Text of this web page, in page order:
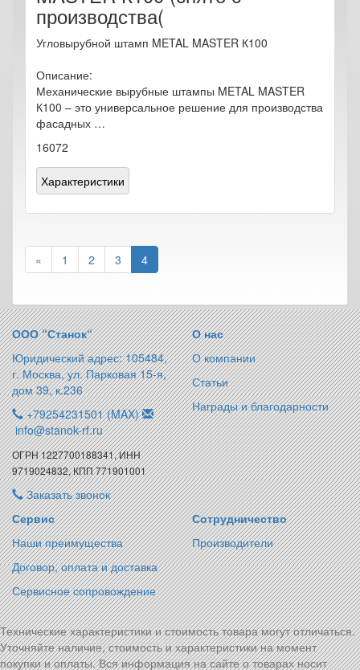
производства(
Угловырубной штамп METAL MASTER К100
Описание:
Механические вырубные штампы METAL MASTER
К100 – это универсальное решение для производства
фасадных …
16072
Характеристики
« 1 2 3 4
ООО “Станок“
Юридический адрес: 105484,
г. Москва, ул. Парковая 15-я,
дом 39, к.236
+79254231501 (MAX)
info@stanok-rf.ru
ОГРН 1227700188341, ИНН
9719024832, КПП 771901001
Заказать звонок
О нас
О компании
Статьи
Награды и благодарности
Сервис
Наши преимущества
Договор, оплата и доставка
Сервисное сопровождение
Сотрудничество
Производители
Технические характеристики и стоимость товара могут отличаться.
Уточняйте наличие, стоимость и характеристики на момент
покупки и оплаты. Вся информация на сайте о товарах носит